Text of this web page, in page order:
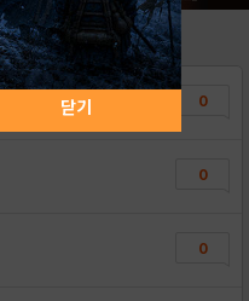
0
0
0
닫기